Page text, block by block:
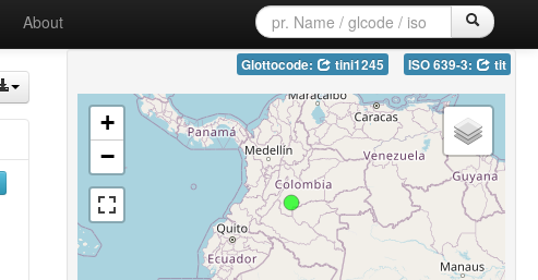
About
Glottocode: tini1245 ISO 639-3: tit
+
−